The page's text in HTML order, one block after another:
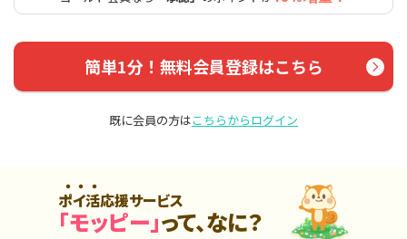
簡単1分！無料会員登録はこちら
既に会員の方はこちらからログイン
ポイ活応援サービス
「モッピー」って、なに？